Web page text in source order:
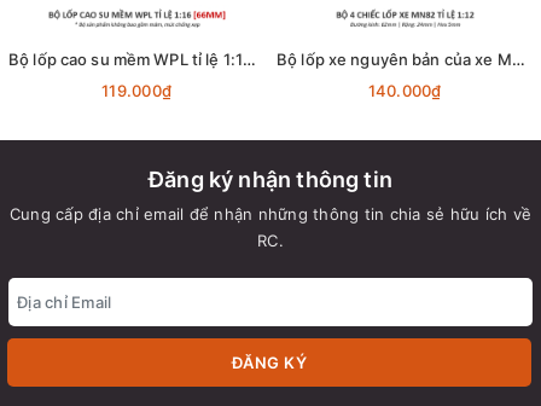
Bộ lốp cao su mềm WPL tỉ lệ 1:16 [66MM]
119.000₫
Bộ lốp xe nguyên bản của xe MN82 tỉ lệ 1:12 [62MM]
140.000₫
Đăng ký nhận thông tin
Cung cấp địa chỉ email để nhận những thông tin chia sẻ hữu ích về
RC.
ĐĂNG KÝ